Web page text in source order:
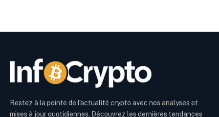
Restez à la pointe de l'actualité crypto avec nos analyses et
mises à jour quotidiennes. Découvrez les dernières tendances